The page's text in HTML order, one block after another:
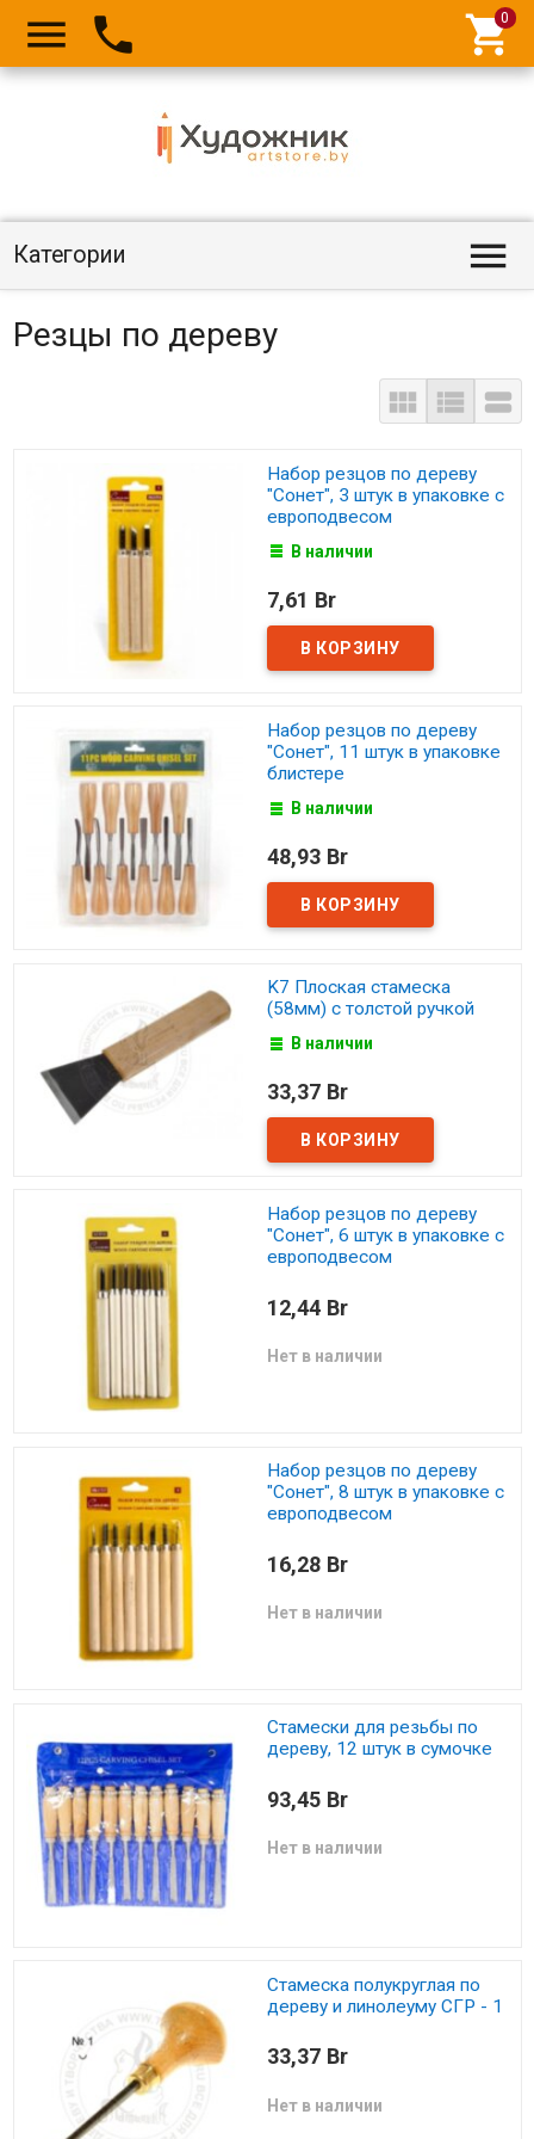
  
Категории 
Резцы по дереву
  
Набор резцов по дереву
"Сонет", 3 штук в упаковке с
европодвесом
В наличии
7,61 Br
Набор резцов по дереву
"Сонет", 11 штук в упаковке
блистере
В наличии
48,93 Br
K7 Плоская стамеска
(58мм) с толстой ручкой
В наличии
33,37 Br
Набор резцов по дереву
"Сонет", 6 штук в упаковке с
европодвесом
12,44 Br
Нет в наличии
Набор резцов по дереву
"Сонет", 8 штук в упаковке с
европодвесом
16,28 Br
Нет в наличии
Стамески для резьбы по
дереву, 12 штук в сумочке
93,45 Br
Нет в наличии
Стамеска полукруглая по
дереву и линолеуму СГР - 1
33,37 Br
Нет в наличии